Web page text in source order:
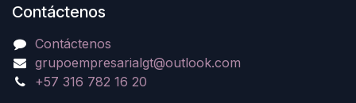
Contáctenos
Contáctenos
grupoempresarialgt@outlook.com
+57 316 782 16 20